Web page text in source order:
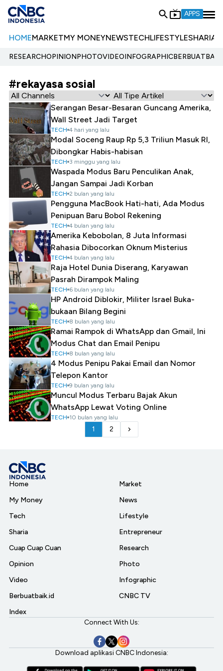
APPS
HOMEMARKETMY MONEYNEWSTECHLIFESTYLESHARIA
RESEARCHOPINIONPHOTOVIDEOINFOGRAPHIC
#rekayasa sosial
Serangan Besar-Besaran Guncang Amerika,
Wall Street Jadi Target
TECH 4 hari yang lalu
Modal Soceng Raup Rp 5,3 Triliun Masuk RI,
Dibongkar Habis-habisan
TECH 3 minggu yang lalu
Waspada Modus Baru Penculikan Anak,
Jangan Sampai Jadi Korban
TECH 2 bulan yang lalu
Pengguna MacBook Hati-hati, Ada Modus
Penipuan Baru Bobol Rekening
TECH 4 bulan yang lalu
Amerika Kebobolan, 8 Juta Informasi
Rahasia Dibocorkan Oknum Misterius
TECH 4 bulan yang lalu
Raja Hotel Dunia Diserang, Karyawan
Pasrah Dirampok Maling
TECH 6 bulan yang lalu
HP Android Diblokir, Militer Israel Buka-
bukaan Bilang Begini
TECH 8 bulan yang lalu
Ramai Rampok di WhatsApp dan Gmail, Ini
Modus Chat dan Email Penipu
TECH 8 bulan yang lalu
4 Modus Penipu Pakai Email dan Nomor
Telepon Kantor
TECH 9 bulan yang lalu
Muncul Modus Terbaru Bajak Akun
WhatsApp Lewat Voting Online
TECH 10 bulan yang lalu
1 2
Home
My Money
Tech
Sharia
Cuap Cuap Cuan
Opinion
Video
Berbuatbaik.id
Index
Market
News
Lifestyle
Entrepreneur
Research
Photo
Infographic
CNBC TV
Connect With Us:
Download aplikasi CNBC Indonesia: